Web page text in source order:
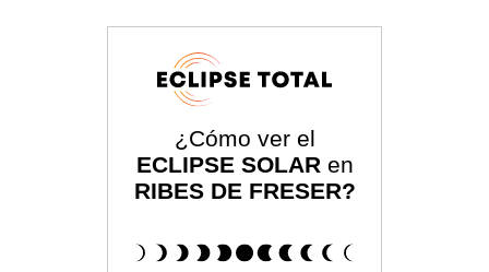
¿Cómo ver el
ECLIPSE SOLAR en
RIBES DE FRESER?